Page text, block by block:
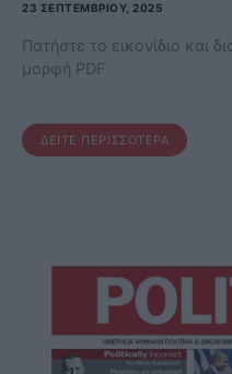
23 ΣΕΠΤΕΜΒΡΊΟΥ, 2025
Πατήστε το εικονίδιο και
μορφή PDF
ΔΕΊΤΕ ΠΕΡΙΣΣΌΤΕΡΑ